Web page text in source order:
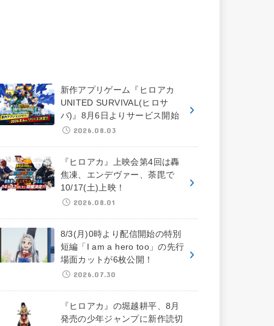
新作アプリゲーム『ヒロアカ
UNITED SURVIVAL(ヒロサ
バ)』8月6日よりサービス開始
2026.08.03
『ヒロアカ』上映会第4回は轟
焦凍、エンデヴァー、荼毘で
10/17(土)上映！
2026.08.01
8/3(月)0時より配信開始の特別
短編「I am a hero too」の先行
場面カットが6枚公開！
2026.07.30
『ヒロアカ』の堀越耕平、8月
発売の少年ジャンプに新作読切